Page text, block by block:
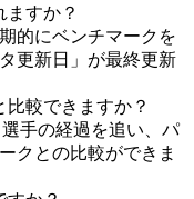
すか？
的にベンチマークを
更新日」が最終更新
較できますか？
手の経過を追い、パ
クとの比較ができま